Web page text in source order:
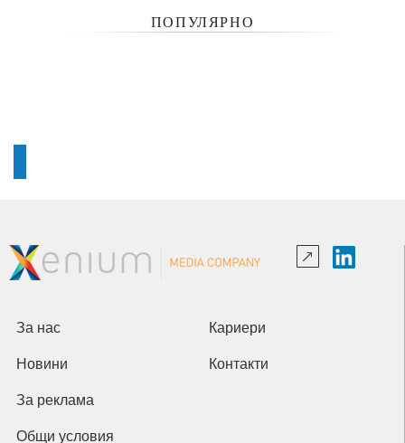
ПОПУЛЯРНО
За нас Кариери
Новини Контакти
За реклама
Общи условия